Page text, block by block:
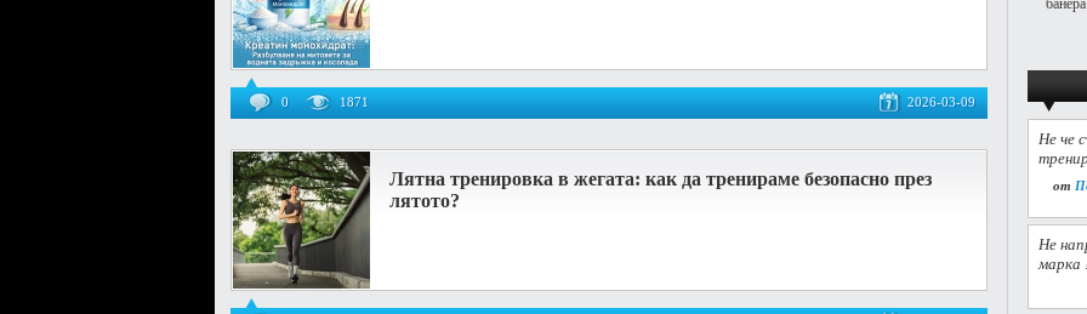
0 1871 2026-03-09
Лятна тренировка в жегата: как да тренираме безопасно през
лятото?
банера
Не че
от
Не
марка